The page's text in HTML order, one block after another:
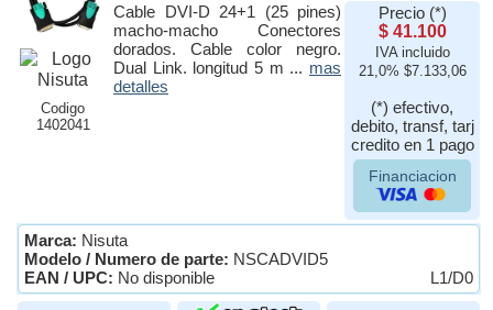
Codigo
1402041
Cable DVI-D 24+1 (25 pines)
macho-macho Conectores
dorados. Cable color negro.
Dual Link. longitud 5 m ... mas
detalles
Precio (*)
$ 41.100
IVA incluido
21,0% $7.133,06
(*) efectivo,
debito, transf, tarj
credito en 1 pago
Financiacion
Marca: Nisuta
Modelo / Numero de parte: NSCADVID5
EAN / UPC: No disponible L1/D0